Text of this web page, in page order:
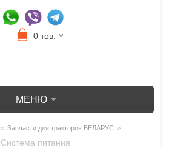
0 тов.
МЕНЮ
» Запчасти для тракторов БЕЛАРУС »
Система питания